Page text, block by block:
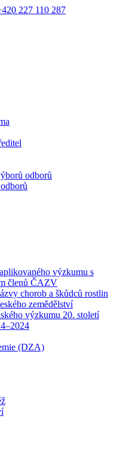
227 110 287
odborů
výzkumu s
členů ČAZV
chorob a škůdců rostlin
zemědělství
výzkumu 20. století
(DZA)